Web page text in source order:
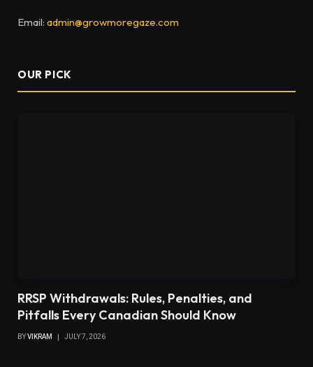
Email: admin@growmoregaze.com
OUR PICK
RRSP Withdrawals: Rules, Penalties, and
Pitfalls Every Canadian Should Know
BYVIKRAM JULY 7, 2026